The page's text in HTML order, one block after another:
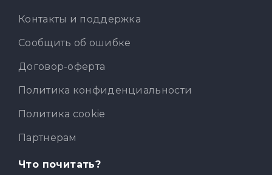
Контакты и поддержка
Сообщить об ошибке
Договор-оферта
Политика конфиденциальности
Политика cookie
Партнерам
Что почитать?